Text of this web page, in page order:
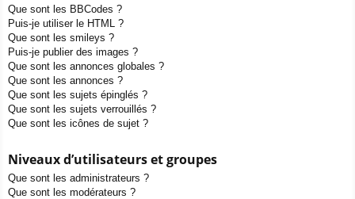
Que sont les BBCodes ?
Puis-je utiliser le HTML ?
Que sont les smileys ?
Puis-je publier des images ?
Que sont les annonces globales ?
Que sont les annonces ?
Que sont les sujets épinglés ?
Que sont les sujets verrouillés ?
Que sont les icônes de sujet ?
Niveaux d’utilisateurs et groupes
Que sont les administrateurs ?
Que sont les modérateurs ?